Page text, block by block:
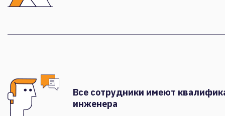
Все сотрудники имеют
инженера